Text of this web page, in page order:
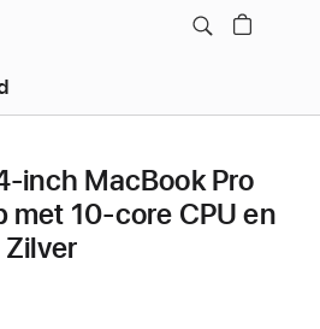
MacBook Pro
10‑core CPU en
Zilver